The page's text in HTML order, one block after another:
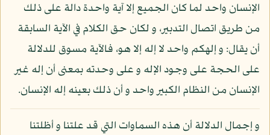
الإنسان واحد لما كان الجميع إلا آية واحدة دالة على ذلك
من طريق اتصال التدبير، و لكان حق الكلام في الآية السابقة
أن يقال: و إلهكم واحد لا إله إلا هو، فالآية مسوق للدلالة
على الحجة على وجود الإله و على وحدته بمعنى أن إله غير
الإنسان من النظام الكبير واحد و أن ذلك بعينه إله الإنسان.
و إجمال الدلالة أن هذه السماوات التي قد علتنا و أظلتنا